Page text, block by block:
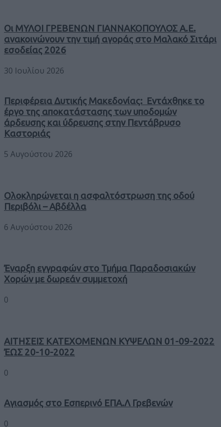
Οι ΜΥΛΟΙ ΓΡΕΒΕΝΩΝ ΓΙΑΝΝΑΚΟΠΟΥΛΟΣ Α.Ε.
ανακοινώνουν την τιμή αγοράς στο Μαλακό Σιτάρι
εσοδείας 2026
30 Ιουλίου 2026
Περιφέρεια Δυτικής Μακεδονίας: Εντάχθηκε το
έργο της αποκατάστασης των υποδομών
άρδευσης και ύδρευσης στην Πεντάβρυσο
Καστοριάς
5 Αυγούστου 2026
Ολοκληρώνεται η ασφαλτόστρωση της οδού
Περιβόλι – Αβδέλλα
6 Αυγούστου 2026
Έναρξη εγγραφών στο Τμήμα Παραδοσιακών
Χορών με δωρεάν συμμετοχή
0
ΑΙΤΗΣΕΙΣ ΚΑΤΕΧΟΜΕΝΩΝ ΚΥΨΕΛΩΝ 01-09-2022
ΈΩΣ 20-10-2022
0
Αγιασμός στο Εσπερινό ΕΠΑ.Λ Γρεβενών
0